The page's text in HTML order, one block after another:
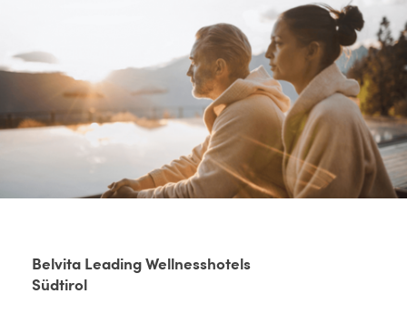
Belvita Leading Wellnesshotels
Südtirol